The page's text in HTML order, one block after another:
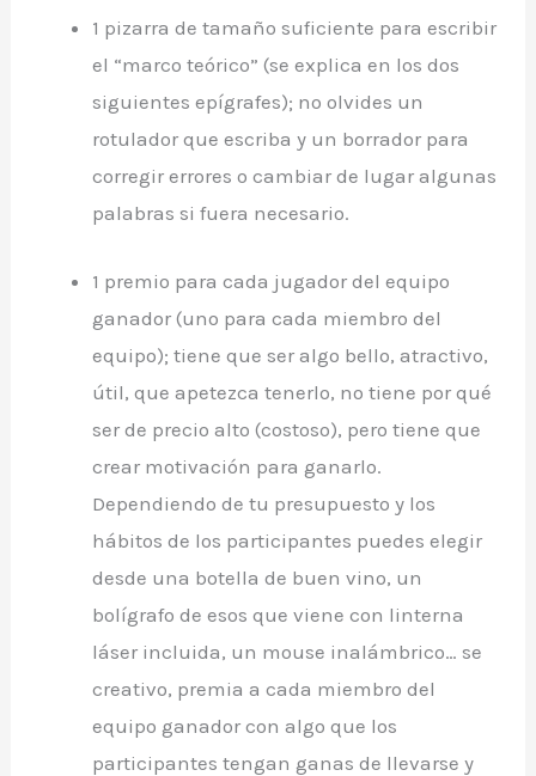
1 pizarra de tamaño suficiente para escribir
el “marco teórico” (se explica en los dos
siguientes epígrafes); no olvides un
rotulador que escriba y un borrador para
corregir errores o cambiar de lugar algunas
palabras si fuera necesario.
1 premio para cada jugador del equipo
ganador (uno para cada miembro del
equipo); tiene que ser algo bello, atractivo,
útil, que apetezca tenerlo, no tiene por qué
ser de precio alto (costoso), pero tiene que
crear motivación para ganarlo.
Dependiendo de tu presupuesto y los
hábitos de los participantes puedes elegir
desde una botella de buen vino, un
bolígrafo de esos que viene con linterna
láser incluida, un mouse inalámbrico… se
creativo, premia a cada miembro del
equipo ganador con algo que los
participantes tengan ganas de llevarse y